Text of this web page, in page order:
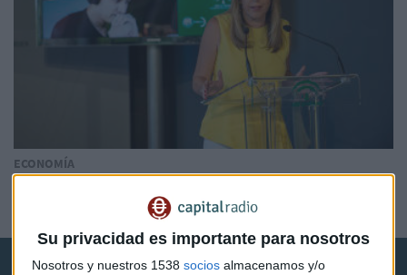
Su privacidad es importante para nosotros
Nosotros y nuestros 1538 socios almacenamos y/o
ECONOMÍA
El agujero de Andalucía sigue creciendo